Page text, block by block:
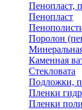
Пенопласт,
Пенопласт
Поролон
Каменная
Стекловата
Подложки,
Пленки
Пленки